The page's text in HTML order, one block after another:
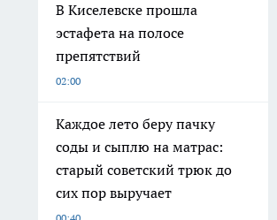
В Киселевске прошла
эстафета на полосе
препятствий
02:00
Каждое лето беру пачку
соды и сыплю на матрас:
старый советский трюк до
сих пор выручает